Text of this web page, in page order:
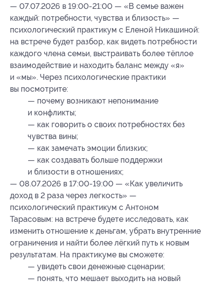
— 07.07.2026 в 19:00-21:00 — «В семье важен
каждый: потребности, чувства и близость» —
психологический практикум с Еленой Никашиной:
на встрече будет разбор, как видеть потребности
каждого члена семьи, выстраивать более тёплое
взаимодействие и находить баланс между «я»
и «мы». Через психологические практики
вы посмотрите:
— почему возникают непонимание
и конфликты;
— как говорить о своих потребностях без
чувства вины;
— как замечать эмоции близких;
— как создавать больше поддержки
и близости в отношениях;
— 08.07.2026 в 17:00-19:00 — «Как увеличить
доход в 2 раза через легкость» —
психологический практикум с Антоном
Тарасовым: на встрече будете исследовать, как
изменить отношение к деньгам, убрать внутренние
ограничения и найти более лёгкий путь к новым
результатам. На практикуме вы сможете:
— увидеть свои денежные сценарии;
— понять, что мешает выходить на новый